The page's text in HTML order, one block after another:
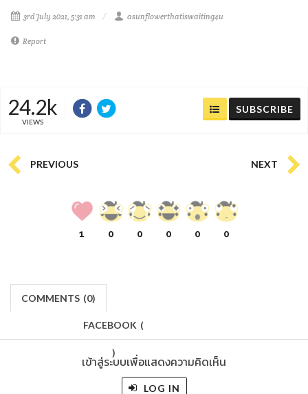
3rd July 2021, 5:31 am asunflowerthatiswaiting4u
Report
24.2k
VIEWS
SUBSCRIBE
PREVIOUS NEXT
1 0 0 0 0 0
COMMENTS (0)
FACEBOOK (
)
เข้าสู่ระบบเพื่อแสดงความคิดเห็น
LOG IN